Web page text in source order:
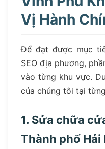
Vị Hành
Để đạt được mục
SEO địa phương,
vào từng khu vực.
của chúng tôi tại
1. Sửa chữa
Thành phố Hải